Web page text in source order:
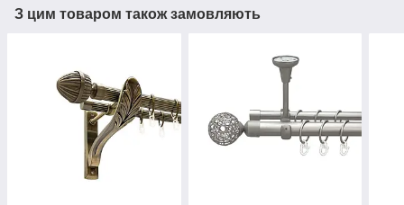
З цим товаром також замовляють